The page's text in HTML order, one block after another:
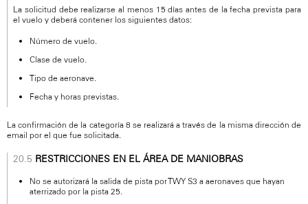
La solicitud debe realizarse al menos 15 días antes de la fecha prevista para
el vuelo y deberá contener los siguientes datos:
Número de vuelo.
Clase de vuelo.
Tipo de aeronave.
Fecha y horas previstas.
La confirmación de la categoría 8 se realizará a través de la misma dirección de
email por el que fue solicitada.
RESTRICCIONES EN EL ÁREA DE MANIOBRAS
No se autorizará la salida de pista por TWY S3 a aeronaves que hayan
aterrizado por la pista 25.